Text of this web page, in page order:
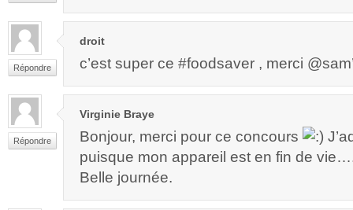
Répondre
droit
c’est super ce #foodsaver , merci
Répondre
Virginie Braye
Bonjour, merci pour ce concours
puisque mon appareil est en fin de
Belle journée.